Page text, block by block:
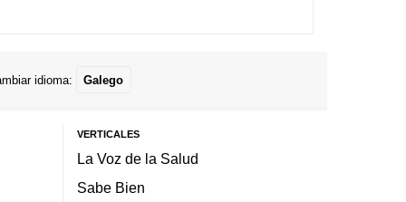
idioma: Galego
VERTICALES
La Voz de la Salud
Sabe Bien